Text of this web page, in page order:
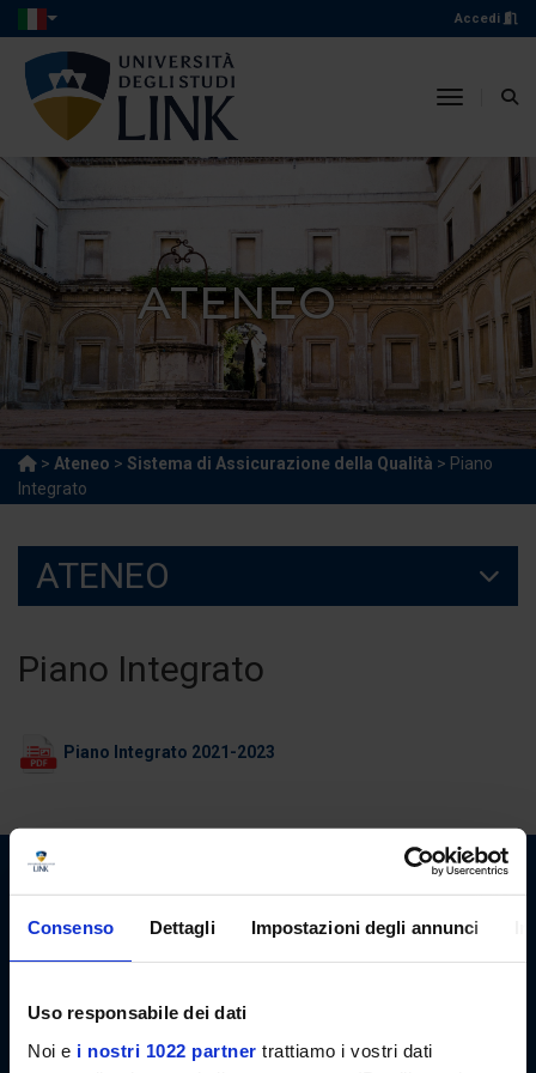
Consenso Dettagli Impostazioni degli annunci
Uso responsabile dei dati
Noi e i nostri 1022 partner trattiamo i vostri dati
Accedi
toggle
ATENEO
> Ateneo > Sistema di Assicurazione della Qualità > Piano
Integrato
ATENEO
Piano Integrato
Piano Integrato 2021-2023
Via del Casale di San Pio V, 44
00165 Roma - Italia